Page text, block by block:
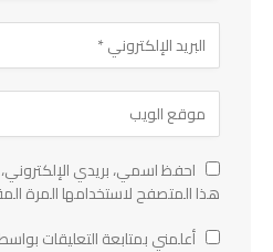
احفظ اسمي، بريدي
هذا المتصفح لاستخدامها المرة
أعلمني بمتابعة التعليقات